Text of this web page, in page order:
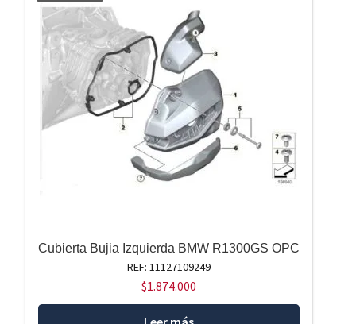
Cubierta Bujia Izquierda BMW R1300GS OPC
REF: 11127109249
$1.874.000